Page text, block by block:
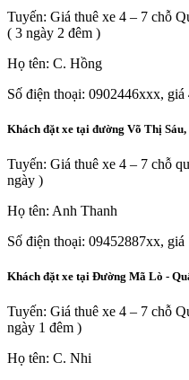
Tuyến: Giá thuê xe 4 – 7 chỗ
( 3 ngày 2 đêm )
Họ tên: C. Hồng
Số điện thoại: 0902446xxx, giá
Khách đặt xe tại đường Võ Thị Sáu,
Tuyến: Giá thuê xe 4 – 7 chỗ
ngày )
Họ tên: Anh Thanh
Số điện thoại: 09452887xx, giá
Khách đặt xe tại Đường Mã Lò -
Tuyến: Giá thuê xe 4 – 7 chỗ
ngày 1 đêm )
Họ tên: C. Nhi